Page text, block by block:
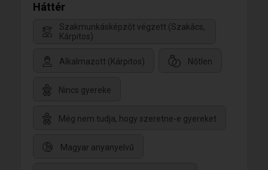
Háttér
Szakmunkásképzőt végzett (Szakács,
Kárpitos)
Alkalmazott (Kárpitos) Nőtlen
Nincs gyereke
Még nem tudja, hogy szeretne-e gyereket
Magyar anyanyelvű